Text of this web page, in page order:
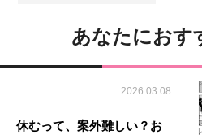
あなたにおす
2026.03.08
休むって、案外難しい？お